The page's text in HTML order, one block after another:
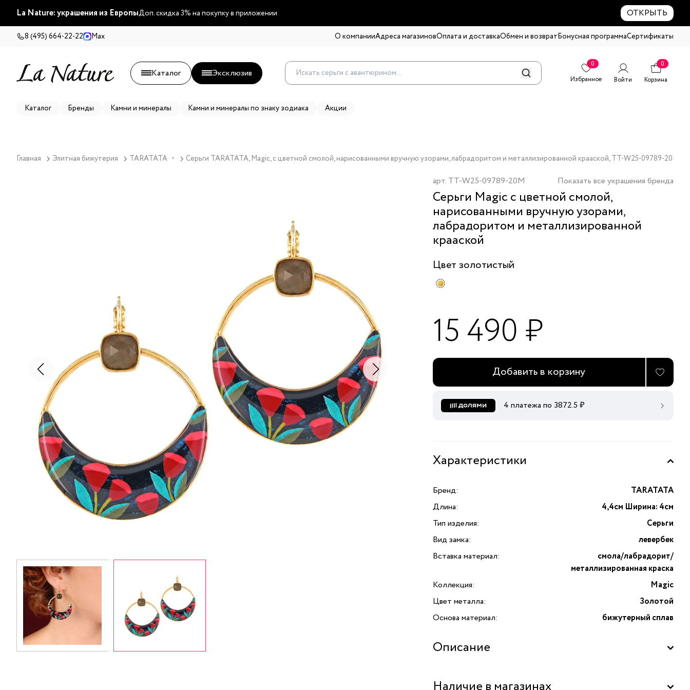
La Nature: украшения из ЕвропыДоп. скидка 3% на покупку в приложении ОТКРЫТЬ
8 (495) 664-22-22 Max О компанииАдреса магазиновОплата и доставкаОбмен и возвратБонусная программаСертификаты
Каталог Эксклюзив
0
Избранное
Войти
0
Корзина
Каталог Бренды Камни и минералы Камни и минералы по знаку зодиака Акции
Главная Элитная бижутерия TARATATA ▼ Серьги TARATATA, Magic, с цветной смолой, нарисованными вручную узорами, лабрадоритом и металлизированной крааской, TT-W25-09789-20M
арт. TT-W25-09789-20M Показать все украшения бренда
Серьги Magic с цветной смолой,
нарисованными вручную узорами,
лабрадоритом и металлизированной
крааской
Цвет золотистый
15 490 ₽
Добавить в корзину
4 платежа по 3872.5 ₽
Характеристики
Бренд:
TARATATA
Длина:
4,4см Ширина: 4см
Тип изделия:
Серьги
Вид замка:
левербек
Вставка материал:
смола/лабрадорит/
металлизированная краска
Коллекция:
Magic
Цвет металла:
Золотой
Основа материал:
бижутерный сплав
Описание